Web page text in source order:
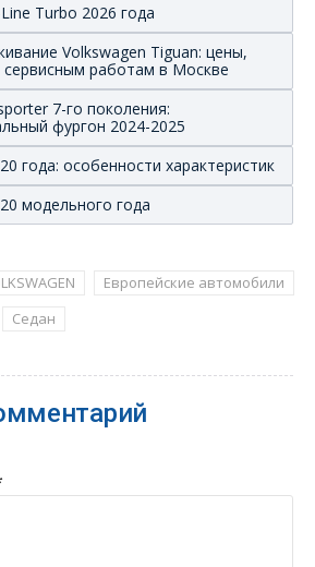
Turbo 2026 года
Volkswagen Tiguan: цены,
сервисным работам в Москве
7-го поколения:
фургон 2024-2025
года: особенности характеристик
модельного года
Европейские автомобили
Седан